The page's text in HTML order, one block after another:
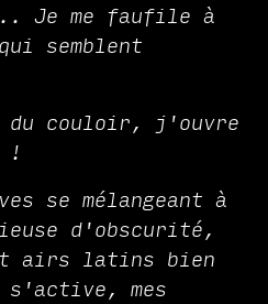
Je me faufile à
semblent
couloir, j'ouvre
!
se mélangeant à
d'obscurité,
airs latins bien
s'active, mes